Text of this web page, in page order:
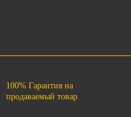
100% Гарантия на
продаваемый товар